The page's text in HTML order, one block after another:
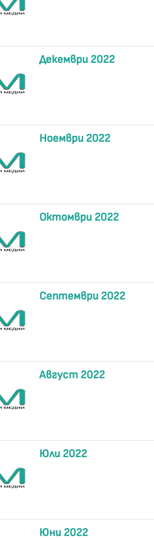
Декември 2022
Ноември 2022
Октомври 2022
Септември 2022
Август 2022
Юли 2022
Юни 2022